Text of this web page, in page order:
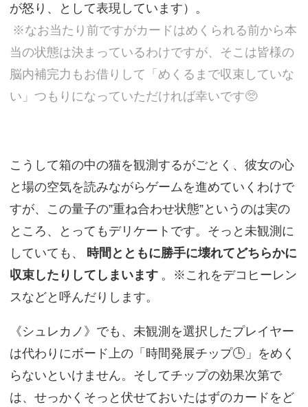
が怒り、として表現しています）。
※なお当たり前ですがカードはめくられる前から本
当の状態は決まっているわけですが、そこは皆様の
脳内補完力もお借りして「めくるまで収束していな
い」つもりになっていただければ幸いです🥺
こうして箱の中の猫を観測するがごとく、彼女の心
と場の空気を読みながらゲームを進めていくわけで
すが、この量子の”重ね合わせ状態”というのは実の
ところ、とってもデリケートです。そっと未観測に
していても、
時間とともに勝手に壊れてどちらかに
収束したりしてしまいます 。※これをデコヒーレン
スなどと呼んだりします。
《シュレカノ》でも、未観測を選択したプレイヤー
は代わりにボード上の「時間発展チップ🕒」をめく
らないといけません。そしてチップの効果次第で
は、せっかくそっと伏せておいたはずのカードをど